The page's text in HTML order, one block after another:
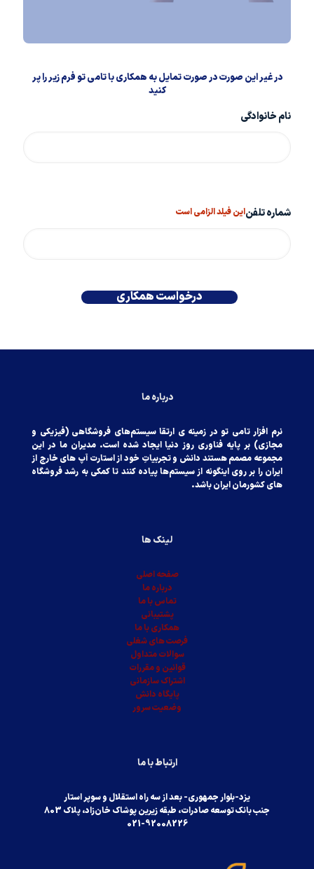
در غیر این صورت در صورت تمایل به همکاری با تامی تو فرم زیر را پر
کنید
نام خانوادگی
شماره تلفناین فیلد الزامی است
درباره ما
نرم افزار تامی تو در زمینه ی ارتقا سیستم‌های فروشگاهی (فیزیکی‌ و
مجازی) بر پایه فناوری روز دنیا ایجاد شده است. مدیران ما در این
مجموعه مصمم هستند دانش و تجربیاتِ خود از استارت آپ های خارج از
ایران را بر روی اینگونه از سیستم‌ها پیاده کنند تا کمکی‌ به رشد فروشگاه
های کشورمان ایران باشد.
لینک ها
صفحه اصلی
درباره ما
تماس با ما
پشتیبانی
همکاری با ما
فرصت های شغلی
سوالات متداول
قوانین و مقررات
اشتراک سازمانی
پایگاه دانش
وضعیت سرور
ارتباط با ما
یزد-بلوار جمهوری- بعد از سه راه استقلال و سوپر استار
جنب بانک توسعه صادرات، طبقه زیرین پوشاک خان‌زاد، پلاک 803
021-92008226